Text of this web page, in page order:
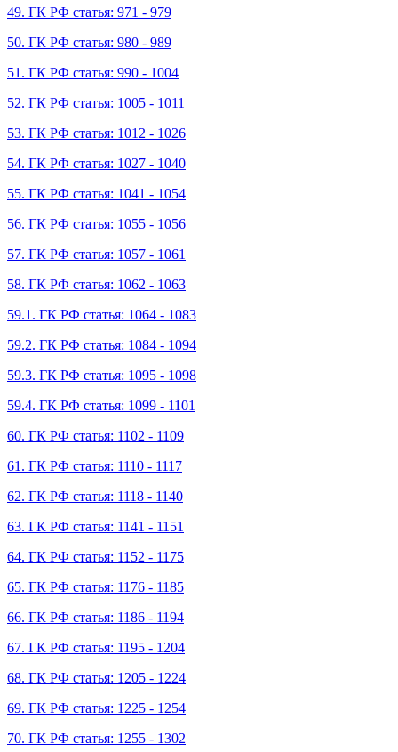
49. ГК РФ статья: 971 - 979
50. ГК РФ статья: 980 - 989
51. ГК РФ статья: 990 - 1004
52. ГК РФ статья: 1005 - 1011
53. ГК РФ статья: 1012 - 1026
54. ГК РФ статья: 1027 - 1040
55. ГК РФ статья: 1041 - 1054
56. ГК РФ статья: 1055 - 1056
57. ГК РФ статья: 1057 - 1061
58. ГК РФ статья: 1062 - 1063
59.1. ГК РФ статья: 1064 - 1083
59.2. ГК РФ статья: 1084 - 1094
59.3. ГК РФ статья: 1095 - 1098
59.4. ГК РФ статья: 1099 - 1101
60. ГК РФ статья: 1102 - 1109
61. ГК РФ статья: 1110 - 1117
62. ГК РФ статья: 1118 - 1140
63. ГК РФ статья: 1141 - 1151
64. ГК РФ статья: 1152 - 1175
65. ГК РФ статья: 1176 - 1185
66. ГК РФ статья: 1186 - 1194
67. ГК РФ статья: 1195 - 1204
68. ГК РФ статья: 1205 - 1224
69. ГК РФ статья: 1225 - 1254
70. ГК РФ статья: 1255 - 1302